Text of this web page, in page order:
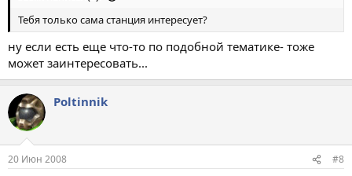
Тебя только сама станция интересует?
ну если есть еще что-то по подобной тематике- тоже
может заинтересовать...
Poltinnik
20 Июн 2008 #8